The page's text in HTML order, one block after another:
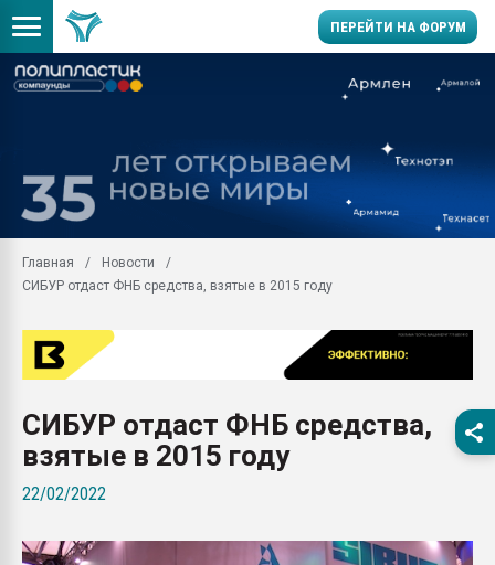
ПЕРЕЙТИ НА ФОРУМ
Вакуум-формовочные
ближайшее
28.07.2026
Всё, что касается
бутылок
Материал поверхности
вакуумного
Главная
Новости
СИБУР отдаст ФНБ средства, взятые в 2015 году
СИБУР отдаст ФНБ средства,
взятые в 2015 году
22/02/2022